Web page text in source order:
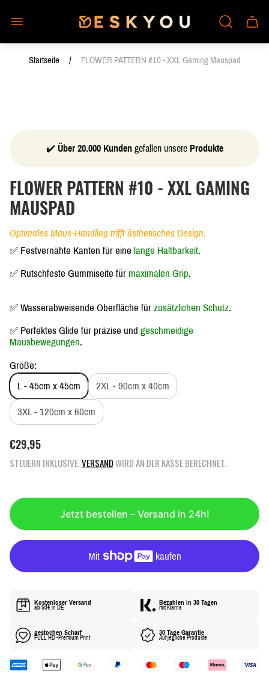
Laden-
Logo"
Startseite / FLOWER PATTERN #10 - XXL Gaming Mauspad
✔️ Über 20.000 Kundengefallen unsere Produkte
FLOWER PATTERN #10 - XXL GAMING
MAUSPAD
Optimales Maus-Handling trifft ästhetisches Design.
✅ Festvernähte Kanten für eine lange Haltbarkeit.
✅ Rutschfeste Gummiseite für maximalen Grip.
✅ Wasserabweisende Oberfläche für zusätzlichen Schutz.
✅ Perfektes Glide für präzise und geschmeidige
Mausbewegungen.
Größe:
L - 45cm x 45cm
2XL - 90cm x 40cm
3XL - 120cm x 60cm
R
E
G
Ä
R
R
P
R
€29,95
STEUERN INKLUSIVE. VERSANDWIRD AN DER KASSE BERECHNET.
Jetzt bestellen – Versand in 24h!
Kostenloser Versand
ab 50€ in DE
Bezahlen in 30 Tagen
mit Klarna
gestochen Scharf
FULL HD -Premium Print
30 Tage Garantie
Auf jegliche Produkte